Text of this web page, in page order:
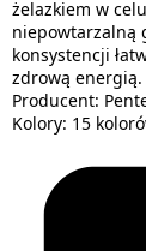
żelazkiem w
niepowtarzalną
konsystencji
zdrową energią.
Producent:
Kolory: 15